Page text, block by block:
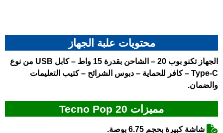
محتويات علبة الجهاز
الجهازتكنو بوب 20
– الشاحن بقدرة 15 واط – كابل USB من نوع
Type-C – كافر للحماية – دبوس الشرائح – كتيب التعليمات
والضمان.
مميزات Tecno Pop 20
شاشة كبيرة بحجم 6.75 بوصة.